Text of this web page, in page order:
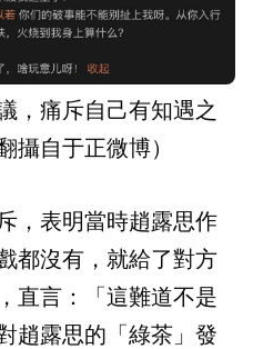
，痛斥自己有知遇之
攝自于正微博）
，表明當時趙露思作
都沒有，就給了對方
直言：「這難道不是
趙露思的「綠茶」發